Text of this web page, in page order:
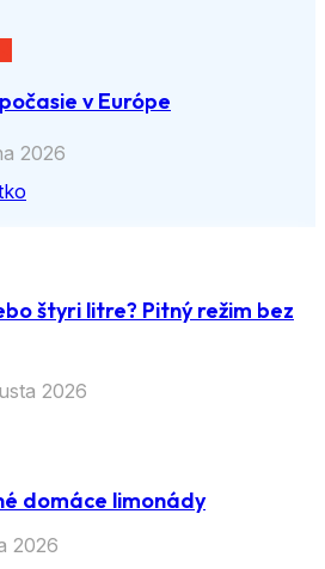
v Európe
2026
štyri litre? Pitný režim bez
2026
domáce limonády
2026